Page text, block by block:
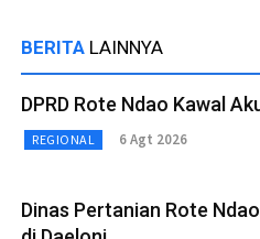
BERITA LAINNYA
DPRD Rote Ndao Kawal
REGIONAL 6 Agt 2026
Dinas Pertanian Rote